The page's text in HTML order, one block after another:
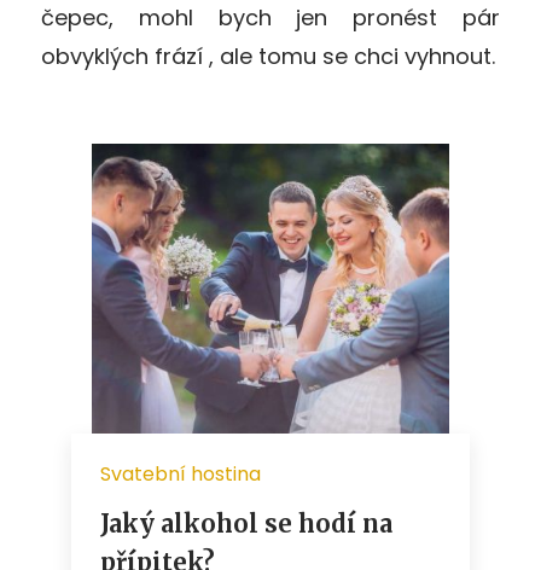
čepec, mohl bych jen pronést pár
obvyklých frází , ale tomu se chci vyhnout.